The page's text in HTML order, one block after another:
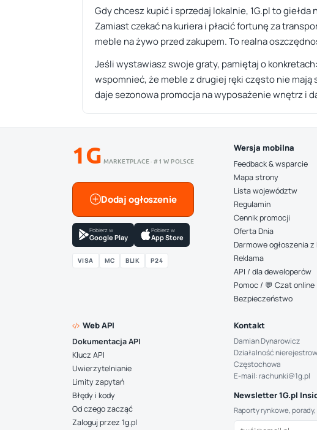
Gdy chcesz kupić i sprzedaj lokalnie, 1G.pl to
Zamiast czekać na kuriera i płacić fortunę za
meble na żywo przed zakupem. To realna
Jeśli wystawiasz swoje graty, pamiętaj o
wspomnieć, że meble z drugiej ręki często nie
daje sezonowa promocja na wyposażenie wnętrz i
1G MARKETPLACE · #1 W POLSCE
Dodaj ogłoszenie
Pobierz w
Google Play
Pobierz w
App Store
VISA MC BLIK P24
Wersja mobilna
Feedback & wsparcie
Mapa strony
Lista województw
Regulamin
Cennik promocji
Oferta Dnia
Darmowe ogłoszenia z
Reklama
API / dla deweloperów
Pomoc / 💬 Czat online
Bezpieczeństwo
Web API
Dokumentacja API
Klucz API
Uwierzytelnianie
Limity zapytań
Błędy i kody
Od czego zacząć
Zaloguj przez 1g.pl
Kontakt
Damian Dynarowicz
Działalność
Częstochowa
E-mail: rachunki@1g.pl
Newsletter 1G.pl
Raporty rynkowe,